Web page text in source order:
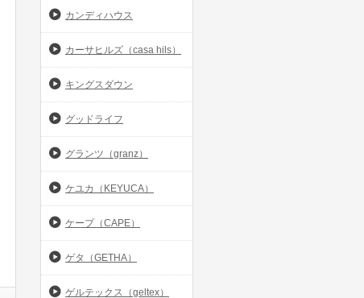
カンディハウス
カーサヒルズ（casa hils）
キングスダウン
グッドライフ
グランツ（granz）
ケユカ（KEYUCA）
ケープ（CAPE）
ゲタ（GETHA）
ゲルテックス（geltex）